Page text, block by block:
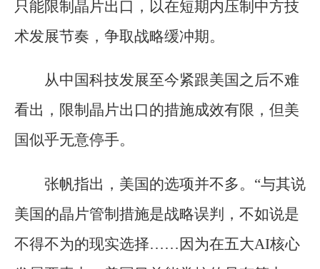
只能限制晶片出口，以在短期内压制中方技
术发展节奏，争取战略缓冲期。
从中国科技发展至今紧跟美国之后不难
看出，限制晶片出口的措施成效有限，但美
国似乎无意停手。
张帆指出，美国的选项并不多。“与其说
美国的晶片管制措施是战略误判，不如说是
不得不为的现实选择……因为在五大AI核心